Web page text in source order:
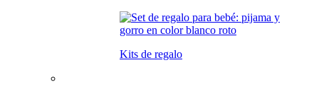
Kits de regalo